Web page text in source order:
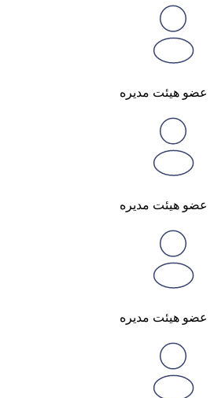
عضو هیئت مدیره
عضو هیئت مدیره
عضو هیئت مدیره